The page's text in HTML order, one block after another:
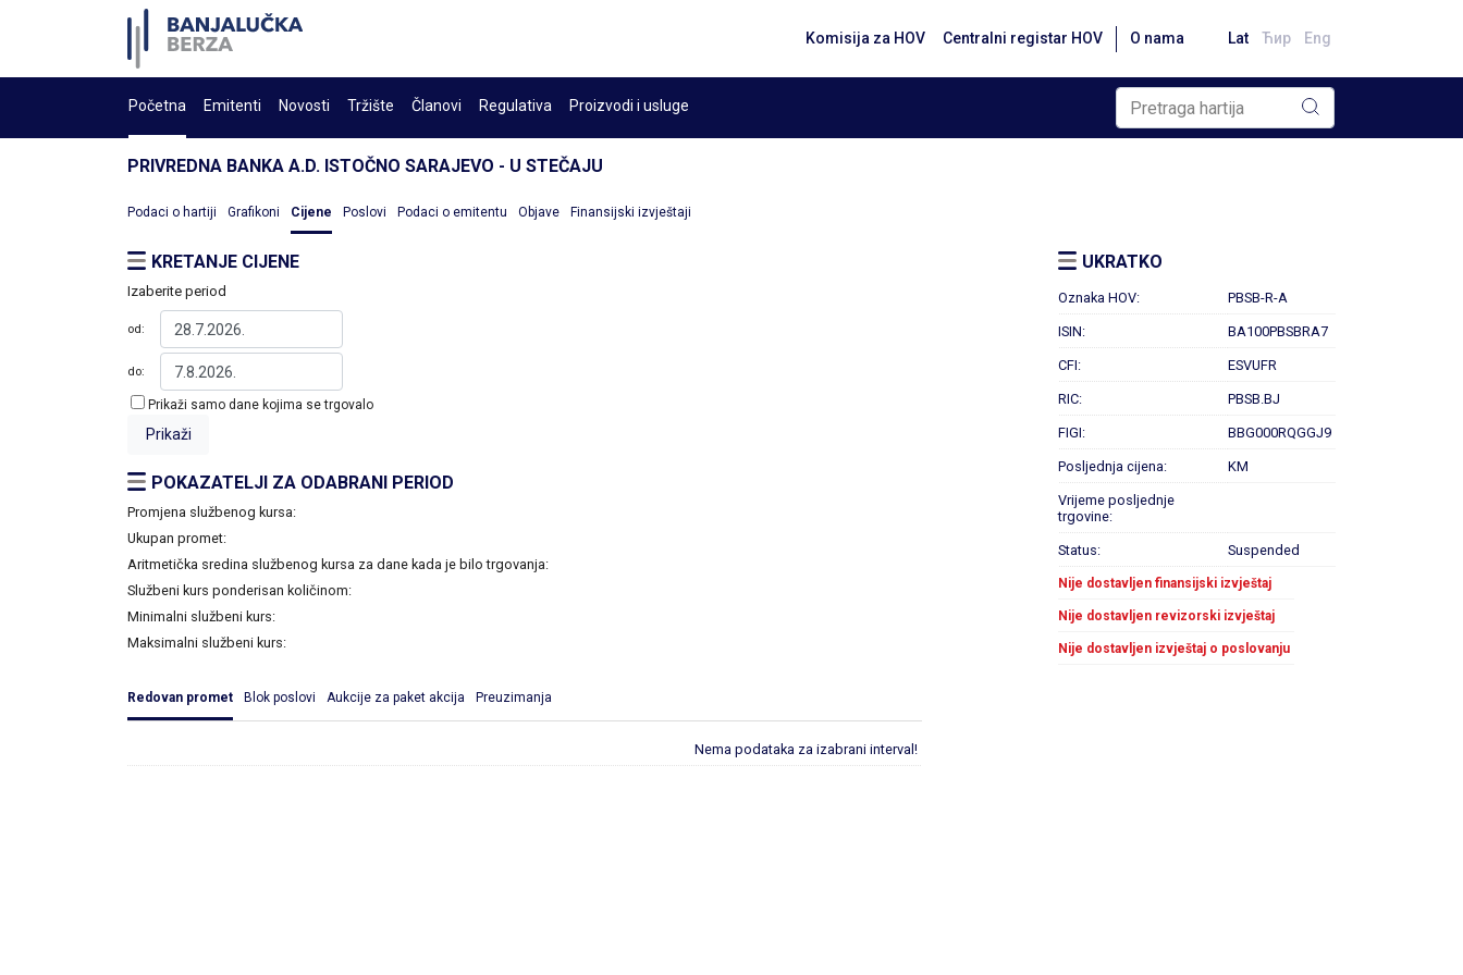
Komisija za HOV Centralni registar HOV O nama Lat Ћир Eng
Početna Emitenti Novosti Tržište Članovi Regulativa Proizvodi i usluge
PRIVREDNA BANKA A.D. ISTOČNO SARAJEVO - U STEČAJU
Podaci o hartiji Grafikoni Cijene Poslovi Podaci o emitentu Objave Finansijski izvještaji
KRETANJE CIJENE
Izaberite period
od:
do:
Prikaži samo dane kojima se trgovalo
POKAZATELJI ZA ODABRANI PERIOD
Promjena službenog kursa:
Ukupan promet:
Aritmetička sredina službenog kursa za dane kada je bilo trgovanja:
Službeni kurs ponderisan količinom:
Minimalni službeni kurs:
Maksimalni službeni kurs:
Redovan promet Blok poslovi Aukcije za paket akcija Preuzimanja
Nema podataka za izabrani interval!
UKRATKO
Oznaka HOV: PBSB-R-A
ISIN: BA100PBSBRA7
CFI: ESVUFR
RIC: PBSB.BJ
FIGI: BBG000RQGGJ9
Posljednja cijena: KM
Vrijeme posljednje
trgovine:
Status: Suspended
Nije dostavljen finansijski izvještaj
Nije dostavljen revizorski izvještaj
Nije dostavljen izvještaj o poslovanju